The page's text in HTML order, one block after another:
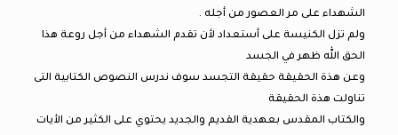
الشهداء على مر العصور من أجله .
ولم تزل الكنيسة على أستعداد لأن تقدم الشهداء من أجل روعة هذا
الحق الله ظهر في الجسد
وعن هذة الحقيقة حقيقة التجسد سوف ندرس النصوص الكتابية التى
تناولت هذة الحقيقة
والكتاب المقدس بعهدية القديم والجديد يحتوي على الكثير من الأيات